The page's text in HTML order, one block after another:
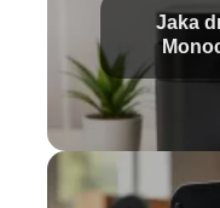
Jaka